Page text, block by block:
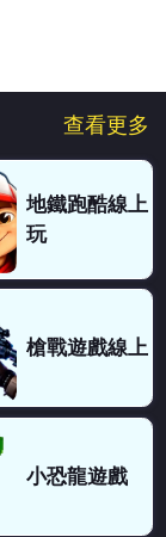
查看更多
地鐵跑酷線上
玩
槍戰遊戲線上
小恐龍遊戲